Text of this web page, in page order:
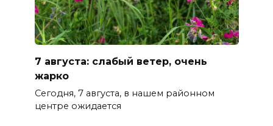
7 августа: слабый ветер, очень
жарко
Сегодня, 7 августа, в нашем районном
центре ожидается